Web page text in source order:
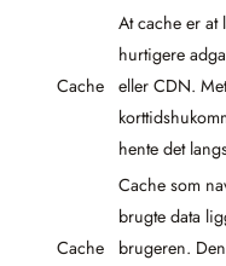
Cache
At cache er
hurtigere
eller CDN.
hente det
Cache
Cache som
brugte data
brugeren.